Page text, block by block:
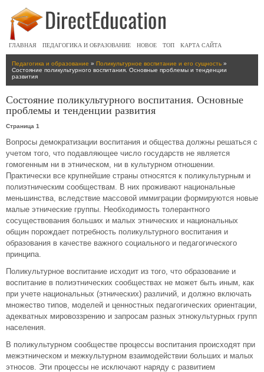
ГЛАВНАЯ ПЕДАГОГИКА И ОБРАЗОВАНИЕ НОВОЕ ТОП КАРТА САЙТА
Педагогика и образование » Поликультурное воспитание и его сущность »
Состояние поликультурного воспитания. Основные проблемы и тенденции
развития
Состояние поликультурного воспитания. Основные
проблемы и тенденции развития
Страница 1
Вопросы демократизации воспитания и общества должны решаться с
учетом того, что подавляющее число государств не является
гомогенным ни в этническом, ни в культурном отношении.
Практически все крупнейшие страны относятся к поликультурным и
полиэтническим сообществам. В них проживают национальные
меньшинства, вследствие массовой иммиграции формируются новые
малые этнические группы. Необходимость толерантного
сосуществования больших и малых этнических и национальных
общин порождает потребность поликультурного воспитания и
образования в качестве важного социального и педагогического
принципа.
Поликультурное воспитание исходит из того, что образование и
воспитание в полиэтнических сообществах не может быть иным, как
при учете национальных (этнических) различий, и должно включать
множество типов, моделей и ценностных педагогических ориентации,
адекватных мировоззрению и запросам разных этнокультурных групп
населения.
В поликультурном сообществе процессы воспитания происходят при
межэтническом и межкультурном взаимодействии больших и малых
этносов. Эти процессы не исключают наряду с развитием